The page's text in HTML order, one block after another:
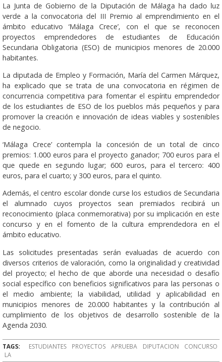
La Junta de Gobierno de la Diputación de Málaga ha dado luz
verde a la convocatoria del III Premio al emprendimiento en el
ámbito educativo ‘Málaga Crece’, con el que se reconocen
proyectos emprendedores de estudiantes de Educación
Secundaria Obligatoria (ESO) de municipios menores de 20.000
habitantes.
La diputada de Empleo y Formación, María del Carmen Márquez,
ha explicado que se trata de una convocatoria en régimen de
concurrencia competitiva para fomentar el espíritu emprendedor
de los estudiantes de ESO de los pueblos más pequeños y para
promover la creación e innovación de ideas viables y sostenibles
de negocio.
‘Málaga Crece’ contempla la concesión de un total de cinco
premios: 1.000 euros para el proyecto ganador; 700 euros para el
que quede en segundo lugar; 600 euros, para el tercero: 400
euros, para el cuarto; y 300 euros, para el quinto.
Además, el centro escolar donde curse los estudios de Secundaria
el alumnado cuyos proyectos sean premiados recibirá un
reconocimiento (placa conmemorativa) por su implicación en este
concurso y en el fomento de la cultura emprendedora en el
ámbito educativo.
Las solicitudes presentadas serán evaluadas de acuerdo con
diversos criterios de valoración, como la originalidad y creatividad
del proyecto; el hecho de que aborde una necesidad o desafío
social específico con beneficios significativos para las personas o
el medio ambiente; la viabilidad, utilidad y aplicabilidad en
municipios menores de 20.000 habitantes y la contribución al
cumplimiento de los objetivos de desarrollo sostenible de la
Agenda 2030.
TAGS: ESTUDIANTES PROYECTOS APRUEBA DIPUTACION
CONCURSO
LA